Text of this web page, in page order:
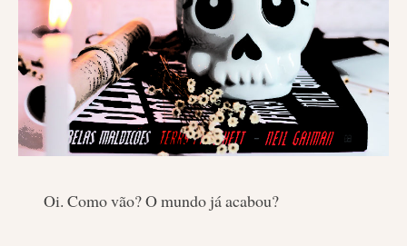
Oi. Como vão? O mundo já acabou?